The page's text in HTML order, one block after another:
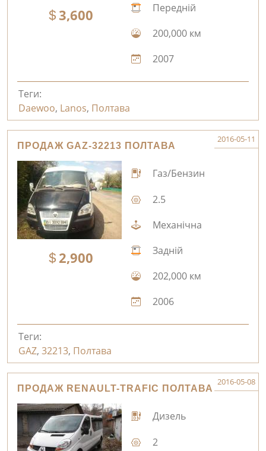
3,600
Передній
200,000 км
2007
Теги:
Daewoo, Lanos, Полтава
ПРОДАЖ GAZ-32213 ПОЛТАВА
2016-05-11
2,900
Газ/Бензин
2.5
Механічна
Задній
202,000 км
2006
Теги:
GAZ, 32213, Полтава
ПРОДАЖ RENAULT-TRAFIC ПОЛТАВА
2016-05-08
Дизель
2